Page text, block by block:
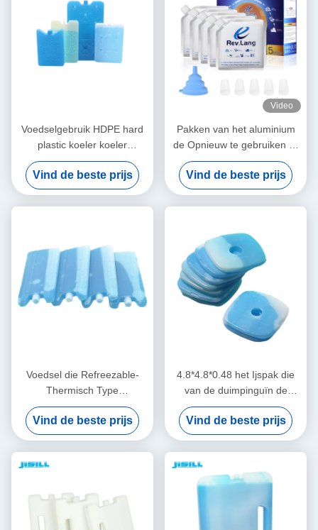
Voedselgebruik HDPE hard
plastic koeler koeler
gelpakket ijspakket voor
lunchzak
Vind de beste prijs
Video
Pakken van het aluminium
de Opnieuw te gebruiken Ijs
voor Koelers
Vind de beste prijs
Voedsel die Refreezable-
Thermisch Type
16.5x9x1.8cm verschepen
van Ijspakken Grootte
Vind de beste prijs
4.8*4.8*0.48 het Ijspak die
van de duimpinguïn de
Certificaten van SAP koelen
Liquild CPSIA
Vind de beste prijs